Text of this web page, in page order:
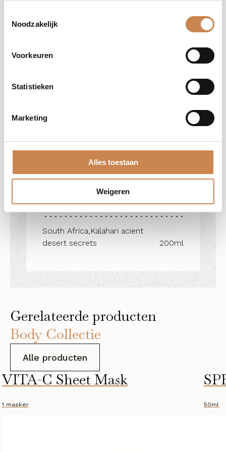
Noodzakelijk
Voorkeuren
Statistieken
Marketing
Alles toestaan
Weigeren
Gerelateerde producten
Body Collectie
Alle producten
VITA-C Sheet Mask
1 masker 50ml
Butyrospermum parkii (Shea butter),
Olea europaea (Olive) fruit oil,
officinalis (Rosemary) leaf extract,
Voordelen
• Rijk aan botanische oliën
• Voorkomt TEWL bij de huid
• De huid zal soepel en ultra-
gehydrateerd aanvoelen
South Africa,Kalahari acient
desert secrets
200ml